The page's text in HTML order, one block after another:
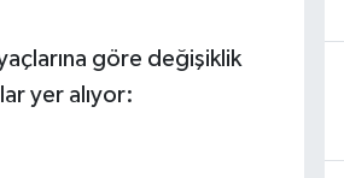
göre değişiklik
yer alıyor: